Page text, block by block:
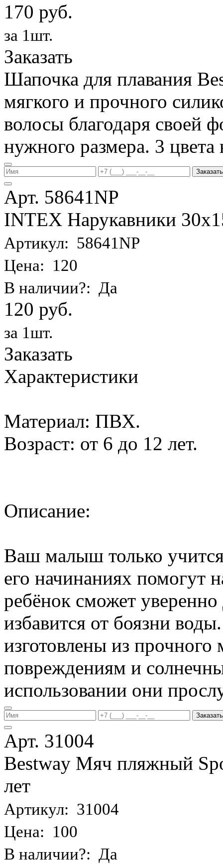
170 руб.
за 1шт.
Заказать
Шапочка для плавания
мягкого и прочного
волосы благодаря своей
нужного размера. 3
Заказать
Арт. 58641NP
INTEX Нарукавники
Артикул: 58641NP
Цена: 120
В наличии?: Да
120 руб.
за 1шт.
Заказать
Характеристики
Материал: ПВХ.
Возраст: от 6 до 12 лет.
Описание:
Ваш малыш только
его начинаниях помогут
ребёнок сможет
избавится от боязни
изготовлены из
повреждениям и
использовании они
Заказать
Арт. 31004
Bestway Мяч пляжный
лет
Артикул: 31004
Цена: 100
В наличии?: Да